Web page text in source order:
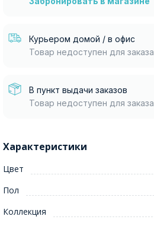
Курьером домой / в офис
Товар недоступен для заказа
В пункт выдачи заказов
Товар недоступен для заказа
Характеристики
Цвет
Пол
Коллекция